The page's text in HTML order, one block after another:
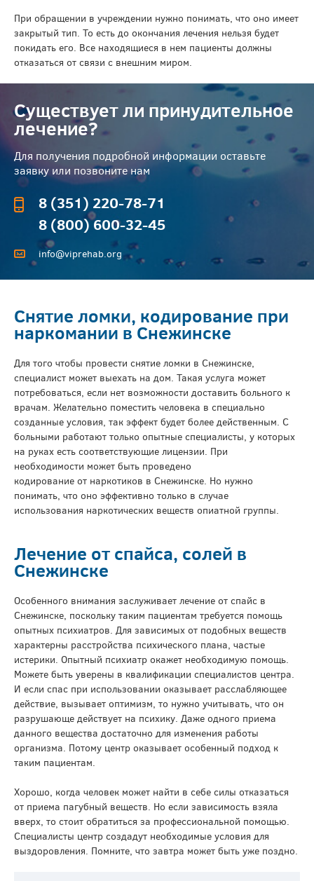
При обращении в учреждении нужно понимать, что оно имеет
закрытый тип. То есть до окончания лечения нельзя будет
покидать его. Все находящиеся в нем пациенты должны
отказаться от связи с внешним миром.
Существует ли принудительное
лечение?
Для получения подробной информации оставьте
заявку или позвоните нам
8 (351) 220-78-71
8 (800) 600-32-45
info@viprehab.org
Снятие ломки, кодирование при
наркомании в Снежинске
Для того чтобы провести снятие ломки в Снежинске,
специалист может выехать на дом. Такая услуга может
потребоваться, если нет возможности доставить больного к
врачам. Желательно поместить человека в специально
созданные условия, так эффект будет более действенным. С
больными работают только опытные специалисты, у которых
на руках есть соответствующие лицензии. При
необходимости может быть проведено
кодирование от наркотиков в Снежинске. Но нужно
понимать, что оно эффективно только в случае
использования наркотических веществ опиатной группы.
Лечение от спайса, солей в
Снежинске
Особенного внимания заслуживает лечение от спайс в
Снежинске, поскольку таким пациентам требуется помощь
опытных психиатров. Для зависимых от подобных веществ
характерны расстройства психического плана, частые
истерики. Опытный психиатр окажет необходимую помощь.
Можете быть уверены в квалификации специалистов центра.
И если спас при использовании оказывает расслабляющее
действие, вызывает оптимизм, то нужно учитывать, что он
разрушающе действует на психику. Даже одного приема
данного вещества достаточно для изменения работы
организма. Потому центр оказывает особенный подход к
таким пациентам.
Хорошо, когда человек может найти в себе силы отказаться
от приема пагубный веществ. Но если зависимость взяла
вверх, то стоит обратиться за профессиональной помощью.
Специалисты центр создадут необходимые условия для
выздоровления. Помните, что завтра может быть уже поздно.